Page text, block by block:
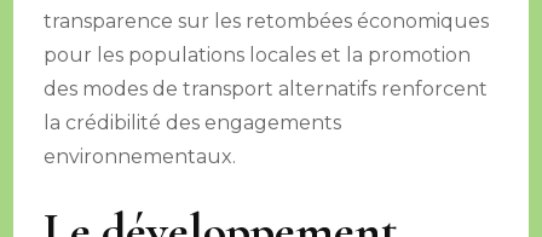
transparence sur les retombées économiques
pour les populations locales et la promotion
des modes de transport alternatifs renforcent
la crédibilité des engagements
environnementaux.